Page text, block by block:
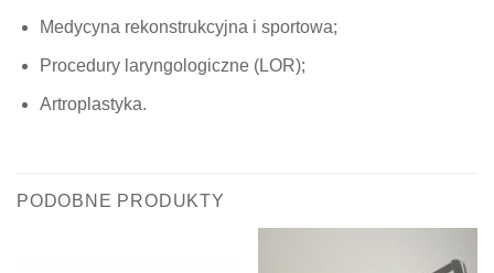
Medycyna rekonstrukcyjna i sportowa;
Procedury laryngologiczne (LOR);
Artroplastyka.
PODOBNE PRODUKTY